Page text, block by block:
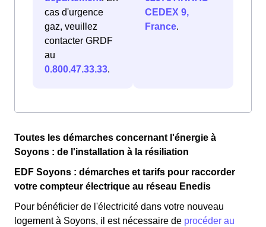
cas d'urgence
gaz, veuillez
contacter GRDF
au
0.800.47.33.33.
CEDEX 9,
France.
Toutes les démarches concernant l'énergie à
Soyons : de l'installation à la résiliation
EDF Soyons : démarches et tarifs pour raccorder
votre compteur électrique au réseau Enedis
Pour bénéficier de l'électricité dans votre nouveau
logement à Soyons, il est nécessaire de procéder au